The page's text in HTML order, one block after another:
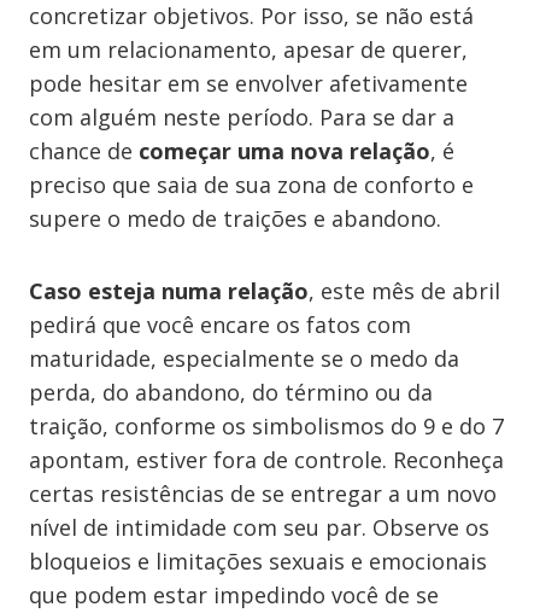
concretizar objetivos. Por isso, se não está
em um relacionamento, apesar de querer,
pode hesitar em se envolver afetivamente
com alguém neste período. Para se dar a
chance de começar uma nova relação, é
preciso que saia de sua zona de conforto e
supere o medo de traições e abandono.
Caso esteja numa relação, este mês de abril
pedirá que você encare os fatos com
maturidade, especialmente se o medo da
perda, do abandono, do término ou da
traição, conforme os simbolismos do 9 e do 7
apontam, estiver fora de controle. Reconheça
certas resistências de se entregar a um novo
nível de intimidade com seu par. Observe os
bloqueios e limitações sexuais e emocionais
que podem estar impedindo você de se